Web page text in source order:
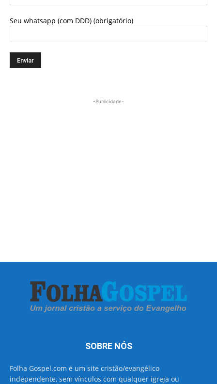
Seu whatsapp (com DDD) (obrigatório)
-Publicidade-
SOBRE NÓS
Folha Gospel.com é um site cristão/evangélico
independente, sem vínculos com qualquer igreja ou